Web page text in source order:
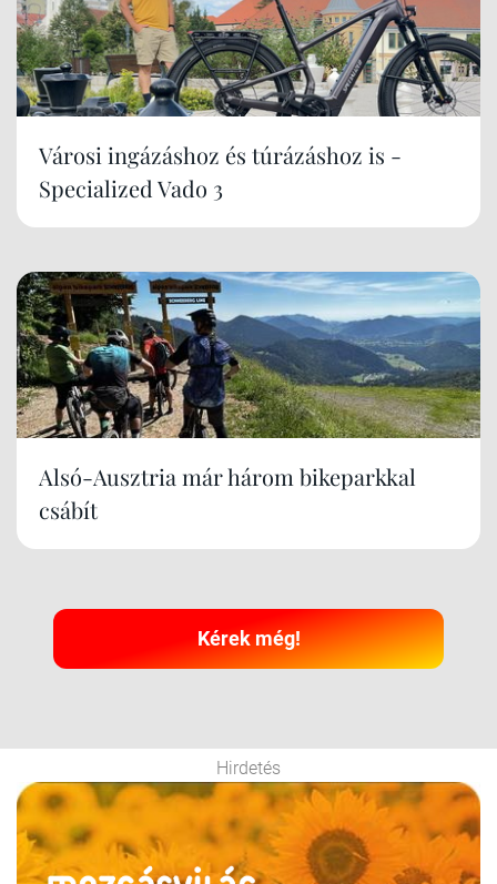
Városi ingázáshoz és túrázáshoz is -
Specialized Vado 3
Alsó-Ausztria már három bikeparkkal
csábít
Kérek még!
Hirdetés